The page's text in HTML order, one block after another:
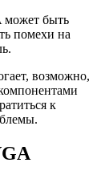
может быть
помехи на
возможно,
к